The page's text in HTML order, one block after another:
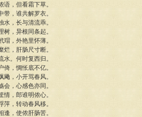
，但看霜下草。
，谁共解罗衣。
，长与清流乖。
，异根同条起。
，外艳里怀薄。
，肝肠尺寸断。
。何时复西归。
，惆怅底不亿。
，小开骂春风。
，心感色亦同。
，郎谁明侬心。
，转动春风移。
，使侬肝肠苦。